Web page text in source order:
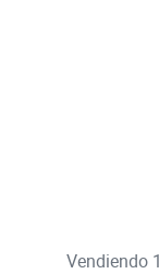
Vendiendo